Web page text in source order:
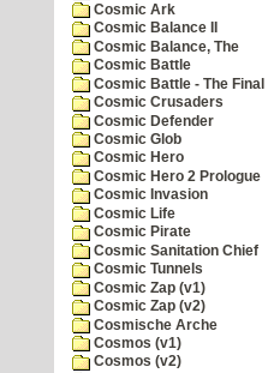
Cosmic Ark
Cosmic Balance II
Cosmic Balance, The
Cosmic Battle
Cosmic Battle - The
Cosmic Crusaders
Cosmic Defender
Cosmic Glob
Cosmic Hero
Cosmic Hero 2 Prologue
Cosmic Invasion
Cosmic Life
Cosmic Pirate
Cosmic Sanitation Chief
Cosmic Tunnels
Cosmic Zap (v1)
Cosmic Zap (v2)
Cosmische Arche
Cosmos (v1)
Cosmos (v2)